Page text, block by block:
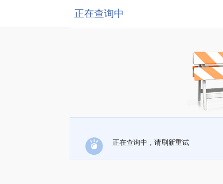
正在查询中
正在查询中，请刷新重试